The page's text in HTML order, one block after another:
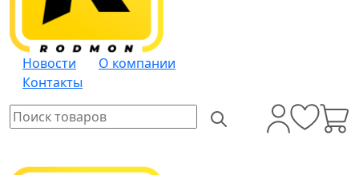
Новости
О компании
Контакты